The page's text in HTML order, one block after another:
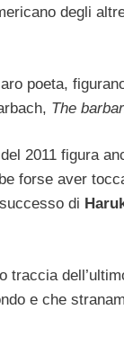
degli
poeta,
The
2011 figura
forse aver
di
e che